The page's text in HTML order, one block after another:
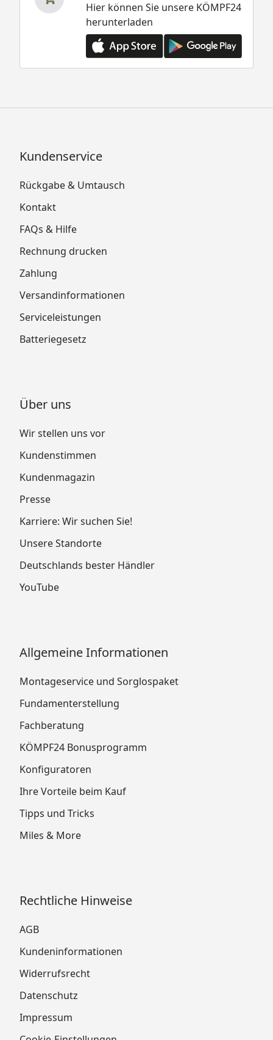
Hier können Sie unsere KÖMPF24
herunterladen
Kundenservice
Rückgabe & Umtausch
Kontakt
FAQs & Hilfe
Rechnung drucken
Zahlung
Versandinformationen
Serviceleistungen
Batteriegesetz
Über uns
Wir stellen uns vor
Kundenstimmen
Kundenmagazin
Presse
Karriere: Wir suchen Sie!
Unsere Standorte
Deutschlands bester Händler
YouTube
Allgemeine Informationen
Montageservice und Sorglospaket
Fundamenterstellung
Fachberatung
KÖMPF24 Bonusprogramm
Konfiguratoren
Ihre Vorteile beim Kauf
Tipps und Tricks
Miles & More
Rechtliche Hinweise
AGB
Kundeninformationen
Widerrufsrecht
Datenschutz
Impressum